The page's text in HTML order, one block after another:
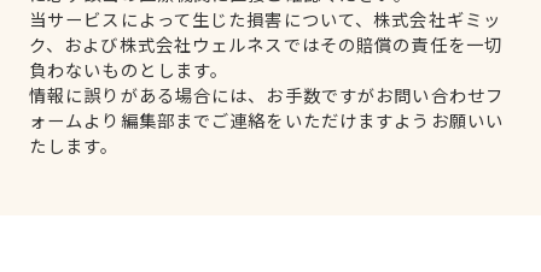
当サービスによって生じた損害について、株式会社ギミッ
ク、および株式会社ウェルネスではその賠償の責任を一切
負わないものとします。
情報に誤りがある場合には、お手数ですがお問い合わせフ
ォームより編集部までご連絡をいただけますようお願いい
たします。